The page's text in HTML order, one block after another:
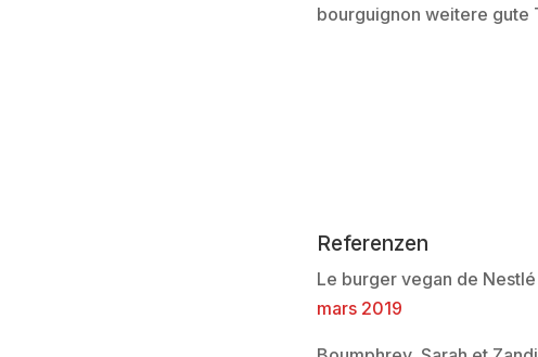
bourguignon weitere gute
Referenzen
Le burger vegan de
mars 2019